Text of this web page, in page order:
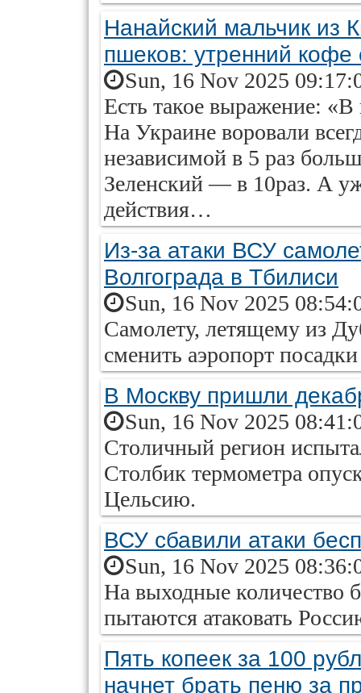
Нанайский мальчик из
пшеков: утренний кофе
Sun, 16 Nov 2025
Есть такое выражение:
На Украине воровали
независимой в 5 раз
Зеленский — в 10раз. А
действия…
Из-за атаки ВСУ
Волгограда в Тбилиси
Sun, 16 Nov 2025
Самолету, летящему из
сменить аэропорт
В Москву пришли
Sun, 16 Nov 2025
Столичный регион
Столбик термометра
Цельсию.
ВСУ сбавили атаки
Sun, 16 Nov 2025
На выходные количество
пытаются атаковать
Пять копеек за 100
начнет брать пеню за